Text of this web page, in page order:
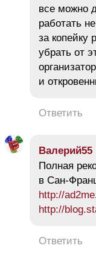
все можно
работать
за копейку
убрать от
и
Ответить
Валерий55
Полная
в Сан-
http://
http://
Ответить